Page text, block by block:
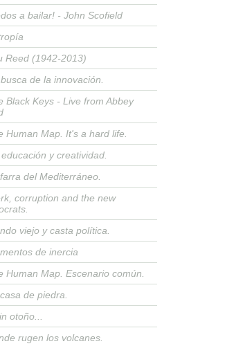
a bailar! - John Scofield
Reed (1942-2013)
de la innovación.
Black Keys - Live from Abbey
Human Map. It's a hard life.
y creatividad.
del Mediterráneo.
corruption and the new
viejo y casta política.
de inercia
Human Map. Escenario común.
de piedra.
otoño...
rugen los volcanes.